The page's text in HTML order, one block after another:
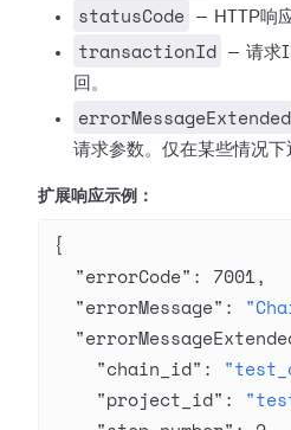
statusCode — HTTP响
transactionId
— 请求
回。
errorMessageExtended
请求参数。仅在某些情况下
扩展响应示例：
{
  "errorCode"
: 7001,
  "errorMessage"
:
    "chain_id"
:
    "project_id"
: